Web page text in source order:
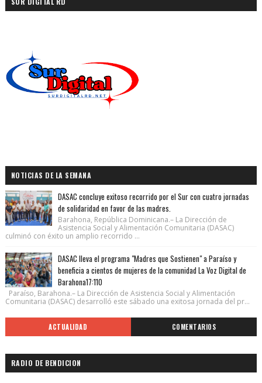
NOTICIAS DE LA SEMANA
DASAC concluye exitoso recorrido por el Sur con cuatro jornadas
de solidaridad en favor de las madres.
Barahona, República Dominicana.– La Dirección de
Asistencia Social y Alimentación Comunitaria (DASAC)
culminó con éxito un amplio recorrido ...
DASAC lleva el programa "Madres que Sostienen" a Paraíso y
beneficia a cientos de mujeres de la comunidad La Voz Digital de
Barahona17:110
Paraíso, Barahona.– La Dirección de Asistencia Social y Alimentación
Comunitaria (DASAC) desarrolló este sábado una exitosa jornada del pr...
ACTUALIDAD COMENTARIOS
RADIO DE BENDICION